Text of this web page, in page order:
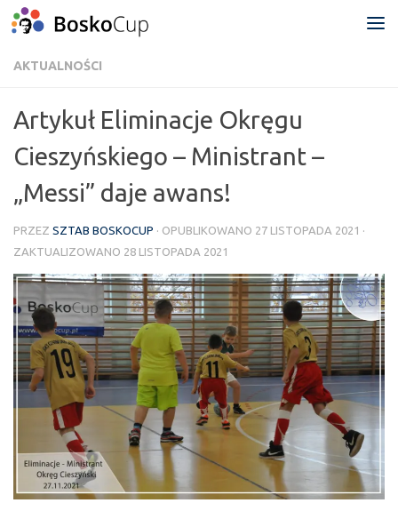
Przejdź do treści
AKTUALNOŚCI
Artykuł Eliminacje Okręgu
Cieszyńskiego – Ministrant –
„Messi” daje awans!
PRZEZ SZTAB BOSKOCUP · OPUBLIKOWANO 27 LISTOPADA 2021 ·
ZAKTUALIZOWANO 28 LISTOPADA 2021